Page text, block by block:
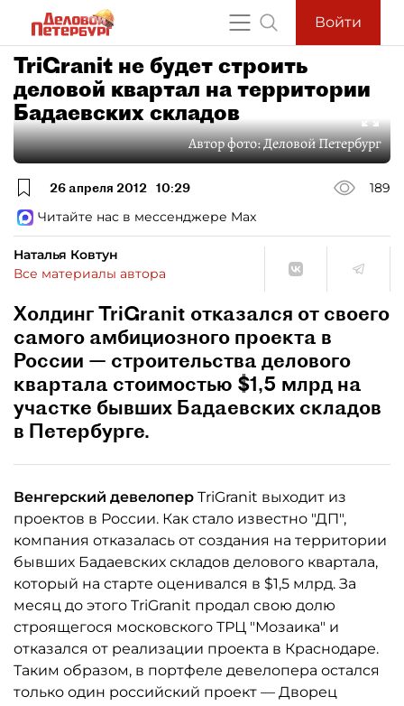
Войти
TriGranit не будет строить
деловой квартал на территории
Бадаевских складов
Автор фото:Деловой Петербург
26 апреля 2012 10:29
189
Читайте нас в мессенджере Max
Наталья Ковтун
Все материалы автора
Холдинг TriGranit отказался от своего
самого амбициозного проекта в
России — строительства делового
квартала стоимостью $1,5 млрд на
участке бывших Бадаевских складов
в Петербурге.
Венгерский девелопер TriGranit выходит из
проектов в России. Как стало известно "ДП",
компания отказалась от создания на территории
бывших Бадаевских складов делового квартала,
который на старте оценивался в $1,5 млрд. За
месяц до этого TriGranit продал свою долю
строящегося московского ТРЦ "Мозаика" и
отказался от реализации проекта в Краснодаре.
Таким образом, в портфеле девелопера остался
только один российский проект — Дворец